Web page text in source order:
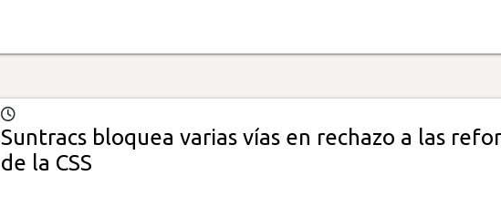
Suntracs bloquea varias vías en rechazo a las
de la CSS